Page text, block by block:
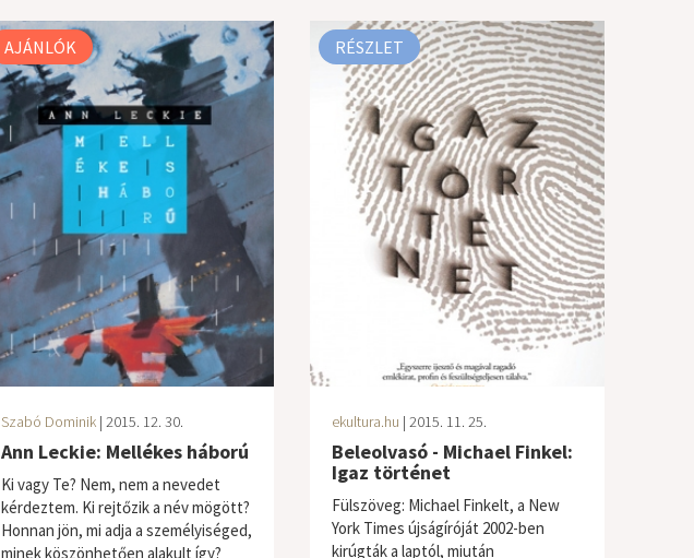
AJÁNLÓK
Szabó Dominik| 2015. 12. 30.
Ann Leckie: Mellékes háború
Ki vagy Te? Nem, nem a nevedet
kérdeztem. Ki rejtőzik a név mögött?
Honnan jön, mi adja a személyiséged,
minek köszönhetően alakult így?
RÉSZLET
ekultura.hu | 2015. 11. 25.
Beleolvasó - Michael Finkel:
Igaz történet
Fülszöveg: Michael Finkelt, a New
York Times újságíróját 2002-ben
kirúgták a laptól, miután